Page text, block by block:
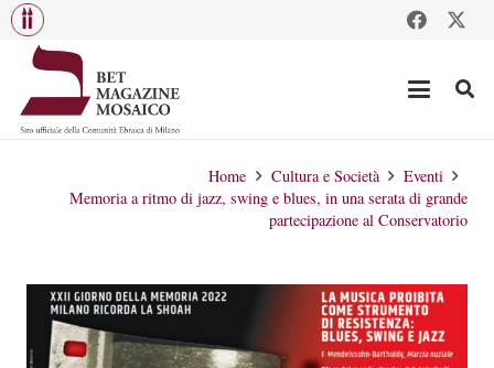
Home Cultura e Società
Eventi
Memoria a ritmo di jazz, swing e blues, in una serata di grande
partecipazione al Conservatorio